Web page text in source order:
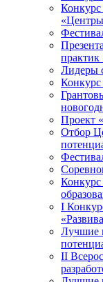
Конкурс
практик
Лидеры
Проект
Отбор
Конкурс
I
Лучшие
II